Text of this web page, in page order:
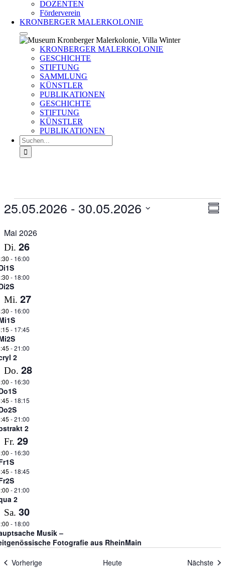
DOZENTEN
Förderverein
KRONBERGER MALERKOLONIE
KRONBERGER MALERKOLONIE
GESCHICHTE
STIFTUNG
SAMMLUNG
KÜNSTLER
PUBLIKATIONEN
GESCHICHTE
STIFTUNG
KÜNSTLER
PUBLIKATIONEN
Suche
nach:
Veranstaltungen
25.05.2026 - 30.05.2026
auswählen.
Mai 2026
Di. 26
- 16:00
- 18:00
Mi. 27
- 16:00
- 17:45
-21:00
2
Do. 28
- 16:30
- 18:15
-21:00
2
Fr. 29
- 16:30
- 18:45
-21:00
2
Sa. 30
- 18:00
Musik –
Fotografie aus RheinMain
VorherigeVeranstaltungen Heute Nächste